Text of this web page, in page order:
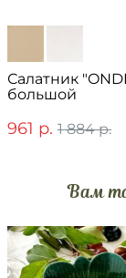
Салатник
большой
961 р. 1 884 р.
Вам